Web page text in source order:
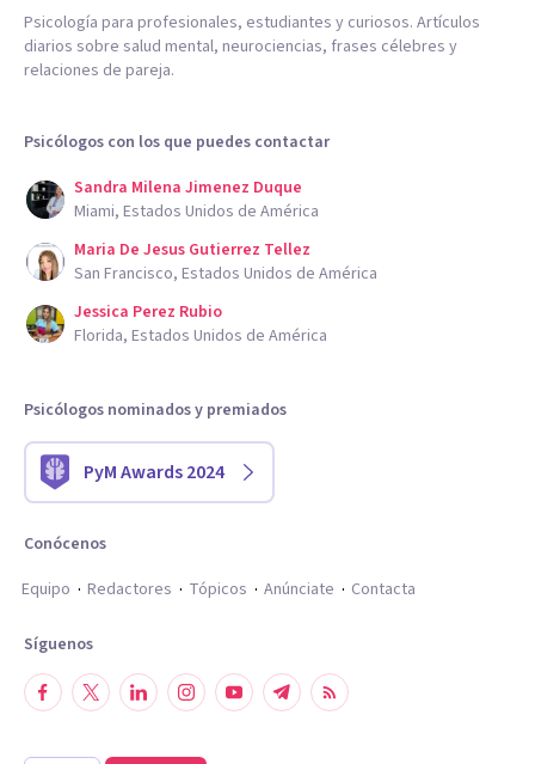
Psicología para profesionales, estudiantes y curiosos. Artículos
diarios sobre salud mental, neurociencias, frases célebres y
relaciones de pareja.
Psicólogos con los que puedes contactar
Sandra Milena Jimenez Duque
Miami, Estados Unidos de América
Maria De Jesus Gutierrez Tellez
San Francisco, Estados Unidos de América
Jessica Perez Rubio
Florida, Estados Unidos de América
Psicólogos nominados y premiados
PyM Awards 2024
Conócenos
Equipo
Redactores Tópicos Anúnciate Contacta
Síguenos